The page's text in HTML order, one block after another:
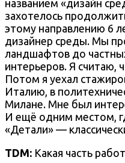
названием «дизайн
захотелось
этому направлению 6
дизайнер среды. Мы
ландшафтов до
интерьеров. Я считаю,
Потом я уехал
Италию, в
Милане. Мне был
И ещё одним местом,
«Детали» —
TDM: Какая часть